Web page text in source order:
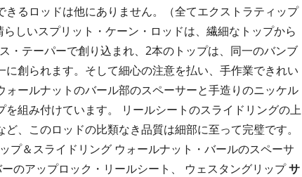
るロッドは他にありません。（全てエクストラティップ
しいスプリット・ケーン・ロッドは、繊細なトップから
・テーパーで創り込まれ、2本のトップは、同一のバンブ
創られます。そして細心の注意を払い、手作業できれい
ールナットのバール部のスペーサーと手造りのニッケル
組み付けています。 リールシートのスライドリングの上
、このロッドの比類なき品質は細部に至って完璧です。
プ＆スライドリング ウォールナット・バールのスペーサ
のアップロック・リールシート、 ウェスタングリップサ